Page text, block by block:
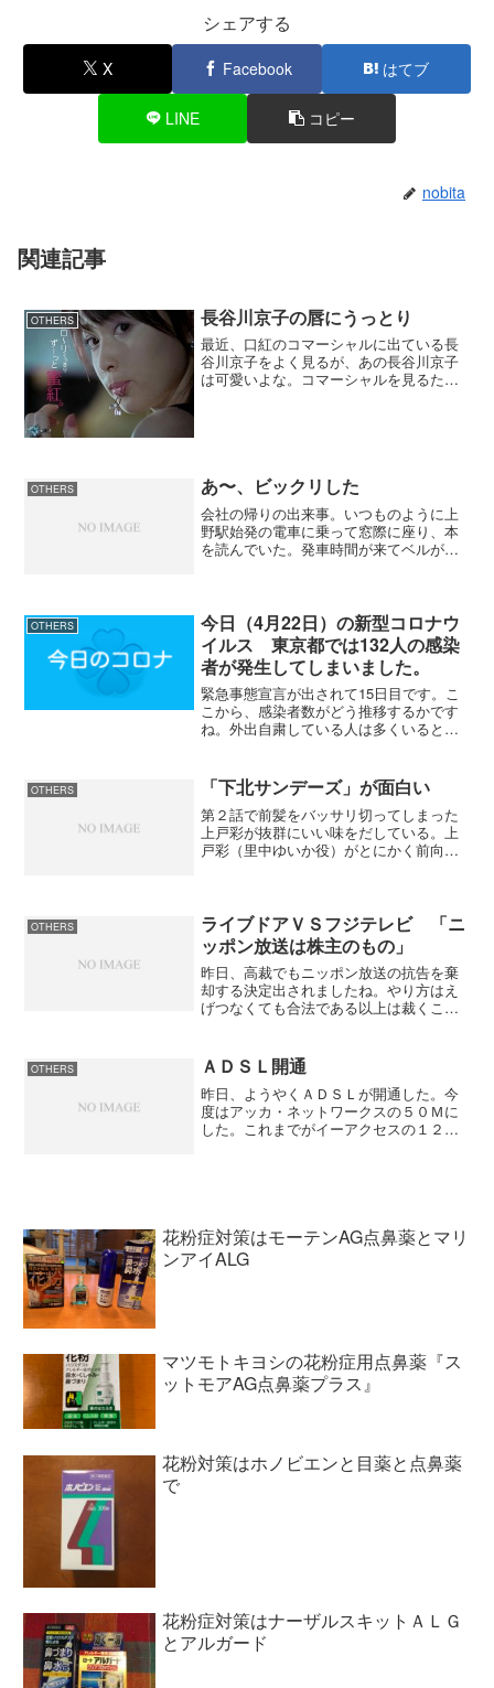
シェアする
X Facebook はてブ
LINE コピー
nobita
関連記事
OTHERS 長谷川京子の唇にうっとり
最近、口紅のコマーシャルに出ている長
谷川京子をよく見るが、あの長谷川京子
は可愛いよな。コマーシャルを見るたび
OTHERS あ〜、ビックリした
会社の帰りの出来事。いつものように上
野駅始発の電車に乗って窓際に座り、本
を読んでいた。発車時間が来てベルが鳴
った反動でホームに倒れた...
OTHERS
今日（4月22日）の新型コロナウ
イルス 東京都では132人の感染
者が発生してしまいました。
緊急事態宣言が出されて15日目です。こ
こから、感染者数がどう推移するかです
ね。外出自粛している人は多くいると思
今日、妻が吉祥寺に買い物に行きました
が、あまり混んでいなか...
OTHERS 「下北サンデーズ」が面白い
第２話で前髪をバッサリ切ってしまった
上戸彩が抜群にいい味をだしている。上
戸彩（里中ゆいか役）がとにかく前向き
主役千恵美役の佐田真由美...
OTHERS
ライブドアＶＳフジテレビ 「ニ
ッポン放送は株主のもの」
昨日、高裁でもニッポン放送の抗告を棄
却する決定出されましたね。やり方はえ
げつなくても合法である以上は裁くこと
してフジテレビはどういう対応に出るの
かね。堀江貴文は「現時点...
OTHERS ＡＤＳＬ開通
昨日、ようやくＡＤＳＬが開通した。今
度はアッカ・ネットワークスの５０Ｍに
した。これまでがイーアクセスの１２Ｍ
花粉症対策はモーテンAG点鼻薬とマリ
ンアイALG
マツモトキヨシの花粉症用点鼻薬『ス
ットモアAG点鼻薬プラス』
花粉対策はホノビエンと目薬と点鼻薬
で
花粉症対策はナーザルスキットＡＬＧ
とアルガード